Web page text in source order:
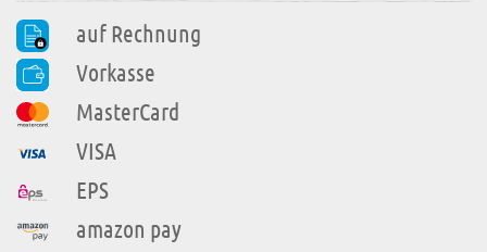
auf Rechnung
Vorkasse
MasterCard
VISA
EPS
amazon pay